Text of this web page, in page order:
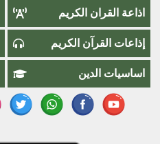
اذاعة القران الكريم
إذاعات القرآن الكريم
اساسيات الدين